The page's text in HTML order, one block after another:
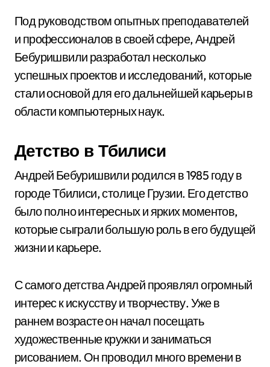
Под руководством опытных преподавателей
и профессионалов в своей сфере, Андрей
Бебуришвили разработал несколько
успешных проектов и исследований, которые
стали основой для его дальнейшей карьеры в
области компьютерных наук.
Детство в Тбилиси
Андрей Бебуришвили родился в 1985 году в
городе Тбилиси, столице Грузии. Его детство
было полно интересных и ярких моментов,
которые сыграли большую роль в его будущей
жизни и карьере.
С самого детства Андрей проявлял огромный
интерес к искусству и творчеству. Уже в
раннем возрасте он начал посещать
художественные кружки и заниматься
рисованием. Он проводил много времени в